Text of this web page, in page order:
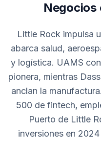
Negocios
Little Rock impulsa
abarca salud,
y logística. UAMS
pionera, mientras
anclan la
500 de fintech,
Puerto de Little
inversiones en